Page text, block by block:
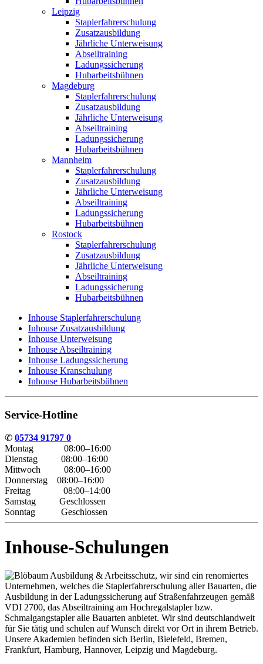
Leipzig
Staplerfahrerschulung
Zusatzausbildung
Jährliche Unterweisung
Abseiltraining
Ladungssicherung
Hubarbeitsbühnen
Magdeburg
Staplerfahrerschulung
Zusatzausbildung
Jährliche Unterweisung
Abseiltraining
Ladungssicherung
Hubarbeitsbühnen
Mannheim
Staplerfahrerschulung
Zusatzausbildung
Jährliche Unterweisung
Abseiltraining
Ladungssicherung
Hubarbeitsbühnen
Rostock
Staplerfahrerschulung
Zusatzausbildung
Jährliche Unterweisung
Abseiltraining
Ladungssicherung
Hubarbeitsbühnen
Inhouse Staplerfahrerschulung
Inhouse Zusatzausbildung
Inhouse Unterweisung
Inhouse Abseiltraining
Inhouse Ladungssicherung
Inhouse Kranschulung
Inhouse Hubarbeitsbühnen
Service-Hotline
✆ 05734 91797 0
Montag 08:00–16:00
Dienstag 08:00–16:00
Mittwoch 08:00–16:00
Donnerstag 08:00–16:00
Freitag 08:00–14:00
Samstag Geschlossen
Sonntag Geschlossen
Inhouse-Schulungen